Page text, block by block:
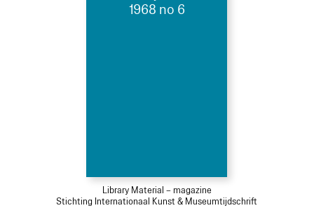
1968 no 6
Library Material – magazine
Stichting Internationaal Kunst & Museumtijdschrift